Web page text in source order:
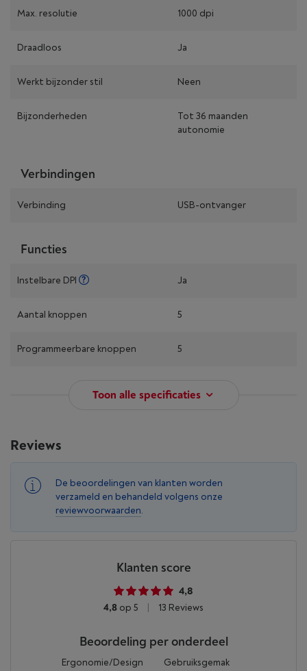
Max. resolutie 1000 dpi
Draadloos Ja
Werkt bijzonder stil Neen
Bijzonderheden
Tot 36 maanden
autonomie
Verbindingen
Verbinding USB-ontvanger
Functies
Instelbare DPI Ja
Aantal knoppen 5
Programmeerbare knoppen 5
Toon alle specificaties
Reviews
De beoordelingen van klanten worden
verzameld en behandeld volgens onze
reviewvoorwaarden.
Klanten score
4,8
4,8 op 5 13 Reviews
Beoordeling per onderdeel
Ergonomie/Design Gebruiksgemak